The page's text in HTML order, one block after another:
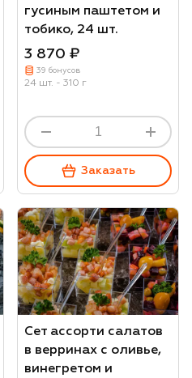
гусиным паштетом и
тобико, 24 шт.
3 870 ₽
39 бонусов
24 шт. - 310 г
Заказать
Сет ассорти салатов
в верринах с оливье,
винегретом и